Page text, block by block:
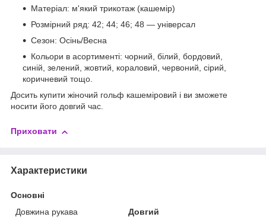
Матеріал: м'який трикотаж (кашемір)
Розмірний ряд: 42; 44; 46; 48 — універсал
Сезон: Осінь/Весна
Кольори в асортименті: чорний, білий, бордовий,
синій, зелений, жовтий, кораловий, червоний, сірий,
коричневий тощо.
Досить купити жіночий гольф кашеміровий і ви зможете
носити його довгий час.
Приховати
Характеристики
Основні
Довжина рукава
Довгий